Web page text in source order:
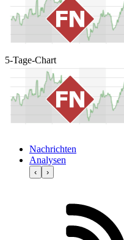
5-Tage-Chart
Nachrichten
Analysen
‹ ›